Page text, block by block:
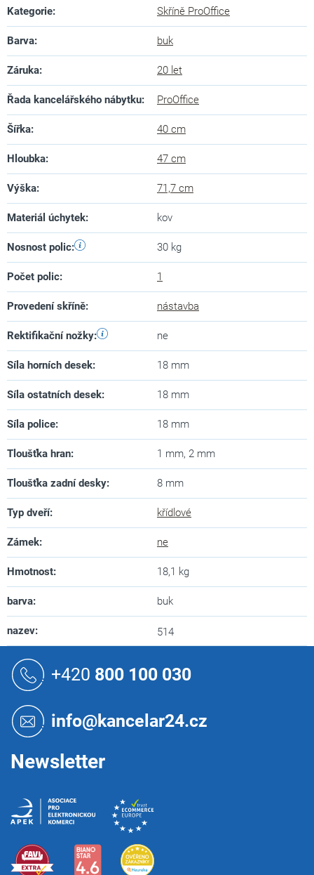
Kategorie: Skříně ProOffice
Barva: buk
Záruka: 20 let
Řada kancelářského nábytku: ProOffice
Šířka: 40 cm
Hloubka: 47 cm
Výška: 71,7 cm
Materiál úchytek: kov
Nosnost polic: 30 kg
Počet polic: 1
Provedení skříně: nástavba
Rektifikační nožky: ne
Síla horních desek: 18 mm
Síla ostatních desek: 18 mm
Síla police: 18 mm
Tloušťka hran: 1 mm, 2 mm
Tloušťka zadní desky: 8 mm
Typ dveří: křídlové
Zámek: ne
Hmotnost: 18,1 kg
barva: buk
nazev: 514
+420 800 100 030
info@kancelar24.cz
Newsletter